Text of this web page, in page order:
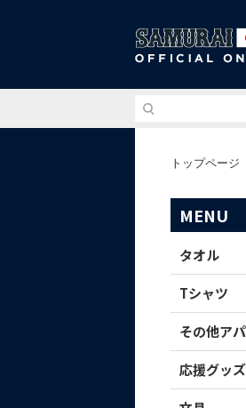
トップページ
MENU
タオル
Tシャツ
その他ア
応援グッズ